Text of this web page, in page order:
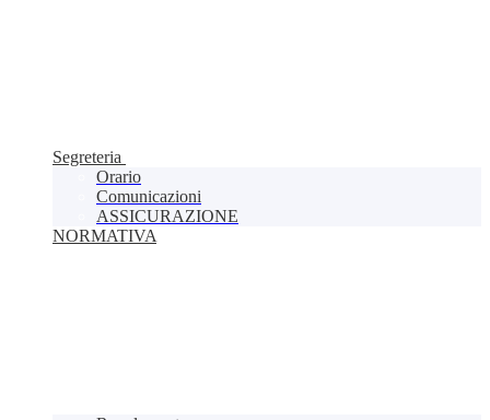
Segreteria
Orario
Comunicazioni
ASSICURAZIONE
NORMATIVA